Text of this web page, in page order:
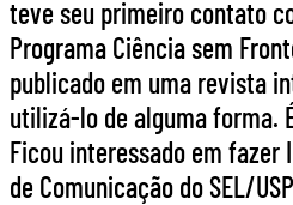
teve seu primeiro contato
Programa Ciência sem
publicado em uma revista
utilizá-lo de alguma forma.
Ficou interessado em fazer
de Comunicação do SEL/